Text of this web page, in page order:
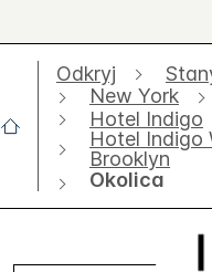
Odkryj
New York
Hotel Indigo
Hotel Indigo
Brooklyn
Okolica